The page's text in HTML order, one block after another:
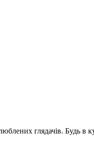
глядачів. Будь в